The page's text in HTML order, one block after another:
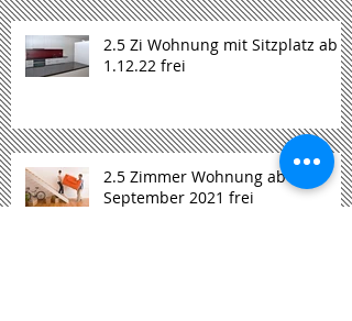
2.5 Zi Wohnung mit Sitzplatz ab
1.12.22 frei
2.5 Zimmer Wohnung ab 1.
September 2021 frei